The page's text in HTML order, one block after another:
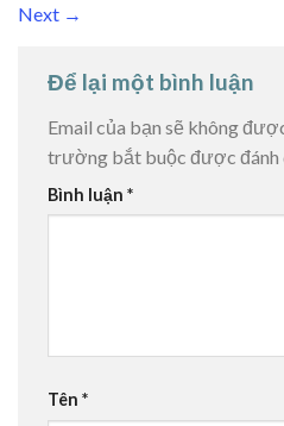
Next →
Để lại một bình luận
Email của bạn sẽ không
trường bắt buộc được đánh
Bình luận *
Tên *